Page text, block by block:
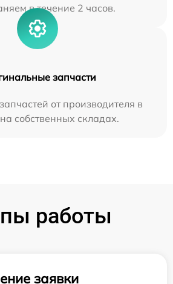
в течение 2 часов.
запчасти
от производителя в
собственных складах.
работы
заявки